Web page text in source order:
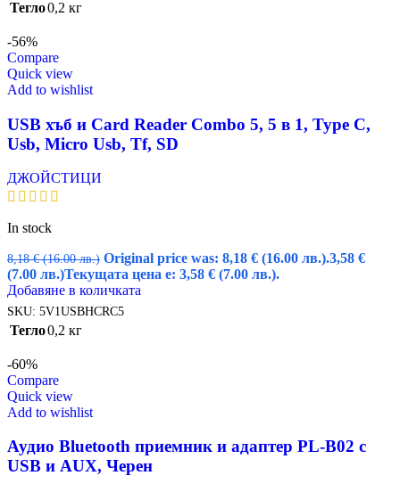
Тегло0,2 кг
-56%
Compare
Quick view
Add to wishlist
USB хъб и Card Reader Combo 5, 5 в 1, Type C,
Usb, Micro Usb, Tf, SD
ДЖОЙСТИЦИ
In stock
8,18€ (16.00 лв.) Original price was: 8,18 € (16.00 лв.).3,58 €
(7.00 лв.)Текущата цена е: 3,58 € (7.00 лв.).
Добавяне в количката
SKU: 5V1USBHCRC5
Тегло0,2 кг
-60%
Compare
Quick view
Add to wishlist
Аудио Bluetooth приемник и адаптер PL-B02 с
USB и AUX, Черен